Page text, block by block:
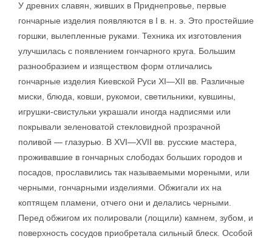
У древних славян, живших в Приднепровье, первые
гончарные изделия появляются в I в. н. э. Это простейшие
горшки, вылепленные руками. Техника их изготовления
улучшилась с появлением гончарного круга. Большим
разнообразием и изяществом форм отличались
гончарные изделия Киевской Руси XI—XII вв. Различные
миски, блюда, ковши, рукомои, светильники, кувшины,
игрушки-свистульки украшали иногда надписями или
покрывали зеленоватой стекловидной прозрачной
поливой — глазурью. В XVI—XVII вв. русские мастера,
проживавшие в гончарных слободах больших городов и
посадов, прославились так называемыми мореными, или
черными, гончарными изделиями. Обжигали их на
коптящем пламени, отчего они и делались черными.
Перед обжигом их полировали (лощили) камнем, зубом, и
поверхность сосудов приобретала сильный блеск. Особой